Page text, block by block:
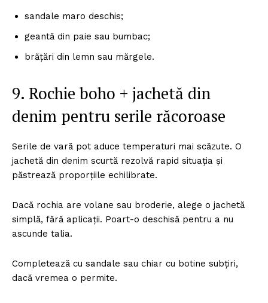
sandale maro deschis;
geantă din paie sau bumbac;
brățări din lemn sau mărgele.
9. Rochie boho + jachetă din
denim pentru serile răcoroase
Serile de vară pot aduce temperaturi mai scăzute. O
jachetă din denim scurtă rezolvă rapid situația și
păstrează proporțiile echilibrate.
Dacă rochia are volane sau broderie, alege o jachetă
simplă, fără aplicații. Poart-o deschisă pentru a nu
ascunde talia.
Completează cu sandale sau chiar cu botine subțiri,
dacă vremea o permite.